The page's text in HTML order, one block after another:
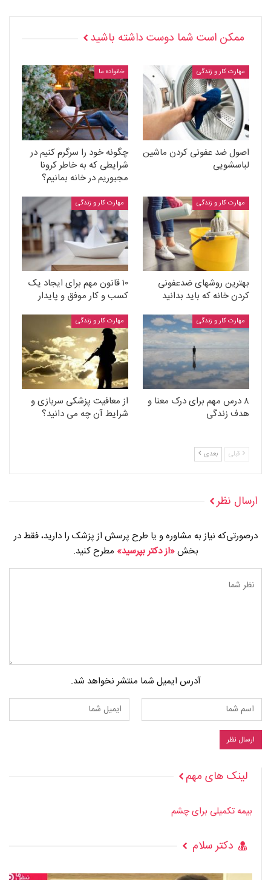
ممکن است شما دوست داشته باشید
مهارت کار و زندگی
اصول ضد عفونی کردن ماشین
لباسشویی
خانواده ما
چگونه خود را سرگرم کنیم در
شرایطی که به خاطر کرونا
مجبوریم در خانه بمانیم؟
مهارت کار و زندگی
بهترین روشهای ضدعفونی
کردن خانه که باید بدانید
مهارت کار و زندگی
۱۰ قانون مهم برای ایجاد یک
کسب و کار موفق و پایدار
مهارت کار و زندگی
۸ درس مهم برای درک معنا و
هدف زندگی
مهارت کار و زندگی
از معافیت پزشکی سربازی و
شرایط آن چه می دانید؟
قبلی بعدی
ارسال نظر
درصورتی‌که نیاز به مشاوره و یا طرح پرسش از پزشک را دارید، فقط در
بخش«از دکتر بپرسید» مطرح کنید.
آدرس ایمیل شما منتشر نخواهد شد.
لینک های مهم
بیمه تکمیلی برای چشم
دکتر سلام